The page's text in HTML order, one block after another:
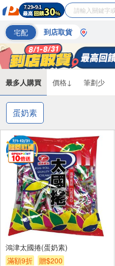
宅配 到店取貨
最多人購買 價格↓ 筆劃少
蛋奶素
鴻津太國捲(蛋奶素)
滿額9折
贈$200